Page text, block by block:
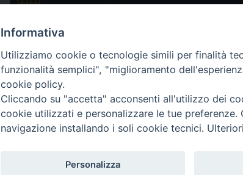
Informativa
Utilizziamo cookie o tecnologie simili per finalità
funzionalità semplici", "miglioramento
cookie policy.
Cliccando su "accetta" acconsenti all'utilizzo dei
cookie utilizzati e personalizzare le tue
navigazione installando i soli cookie tecnici.
Personalizza